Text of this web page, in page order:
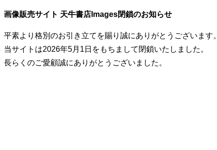
画像販売サイト 天牛書店Images閉鎖のお知らせ
平素より格別のお引き立てを賜り誠にありがとうございます
当サイトは2026年5月1日をもちまして閉鎖いたしました。
長らくのご愛顧誠にありがとうございました。